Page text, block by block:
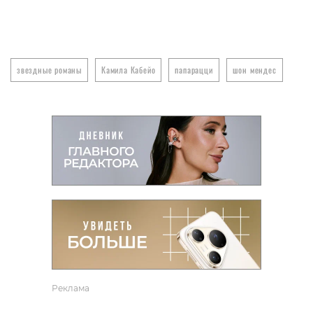
звездные романы Камила Кабейо папарацци шон мендес
Реклама